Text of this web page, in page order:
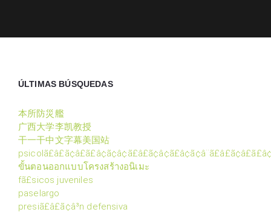
ÚLTIMAS BÚSQUEDAS
本所防災艦
广西大学李凯教授
干一干中文字幕美国站
ขั้นตอนออกแบบโครงสร้างอนิเมะ
fã£sicos juveniles
paselargo
presiã£â£ã¢â³n defensiva